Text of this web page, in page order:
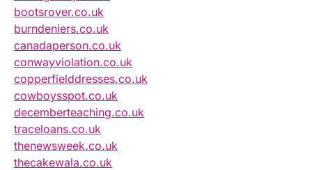
bootsrover.co.uk
burndeniers.co.uk
canadaperson.co.uk
conwayviolation.co.uk
copperfielddresses.co.uk
cowboysspot.co.uk
decemberteaching.co.uk
traceloans.co.uk
thenewsweek.co.uk
thecakewala.co.uk